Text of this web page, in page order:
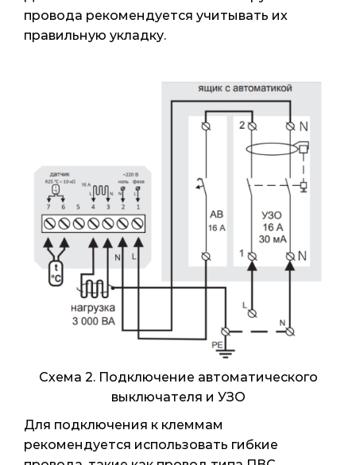
провода рекомендуется учитывать их
правильную укладку.
Схема 2. Подключение автоматического
выключателя и УЗО
Для подключения к клеммам
рекомендуется использовать гибкие